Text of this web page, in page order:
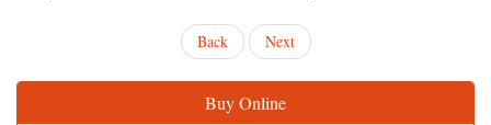
Back Next
Buy Online